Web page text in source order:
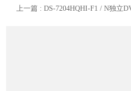
上一篇 : DS-7204HQHI-F1 / N独立